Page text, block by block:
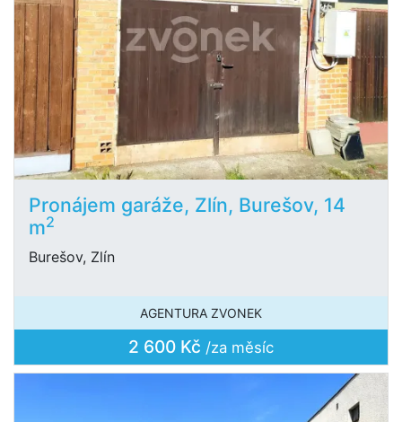
Pronájem garáže, Zlín, Burešov, 14
m2
Burešov, Zlín
AGENTURA ZVONEK
2 600 Kč /za měsíc